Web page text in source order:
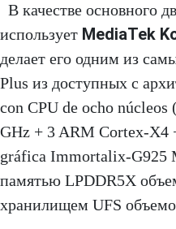
В качестве основного
использует MediaTek
делает его одним из
Plus из доступных с
con CPU de ocho
GHz + 3 ARM Cortex-X4
gráfica Immortalix-G925
памятью LPDDR5X
хранилищем UFS